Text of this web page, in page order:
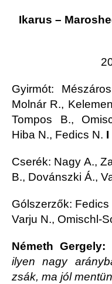
Ikarus –
Gyirmót:
Molnár R.,
Tompos B.,
Hiba N., Fedics N. I
Cserék: Nagy A.,
B., Dovánszki Á.,
Gólszerzők: Fedics
Varju N., Omischl-
Németh Gergely:
ilyen nagy
zsák, ma jól